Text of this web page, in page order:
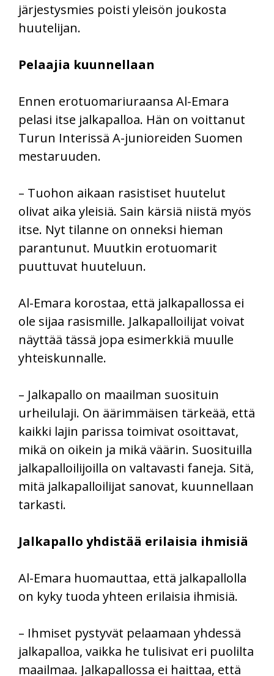
järjestysmies poisti yleisön joukosta
huutelijan.
Pelaajia kuunnellaan
Ennen erotuomariuraansa Al-Emara
pelasi itse jalkapalloa. Hän on voittanut
Turun Interissä A-junioreiden Suomen
mestaruuden.
– Tuohon aikaan rasistiset huutelut
olivat aika yleisiä. Sain kärsiä niistä myös
itse. Nyt tilanne on onneksi hieman
parantunut. Muutkin erotuomarit
puuttuvat huuteluun.
Al-Emara korostaa, että jalkapallossa ei
ole sijaa rasismille. Jalkapalloilijat voivat
näyttää tässä jopa esimerkkiä muulle
yhteiskunnalle.
– Jalkapallo on maailman suosituin
urheilulaji. On äärimmäisen tärkeää, että
kaikki lajin parissa toimivat osoittavat,
mikä on oikein ja mikä väärin. Suosituilla
jalkapalloilijoilla on valtavasti faneja. Sitä,
mitä jalkapalloilijat sanovat, kuunnellaan
tarkasti.
Jalkapallo yhdistää erilaisia ihmisiä
Al-Emara huomauttaa, että jalkapallolla
on kyky tuoda yhteen erilaisia ihmisiä.
– Ihmiset pystyvät pelaamaan yhdessä
jalkapalloa, vaikka he tulisivat eri puolilta
maailmaa. Jalkapallossa ei haittaa, että